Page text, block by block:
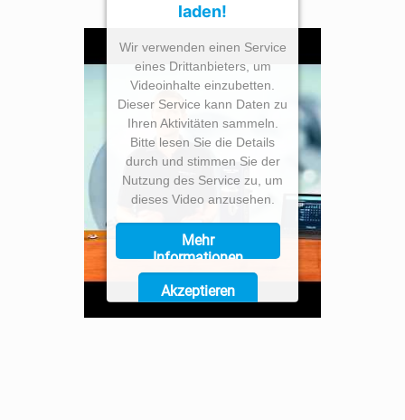
laden!
Wir verwenden einen Service
eines Drittanbieters, um
Videoinhalte einzubetten.
Dieser Service kann Daten zu
Ihren Aktivitäten sammeln.
Bitte lesen Sie die Details
durch und stimmen Sie der
Nutzung des Service zu, um
dieses Video anzusehen.
Mehr
Informationen
Akzeptieren